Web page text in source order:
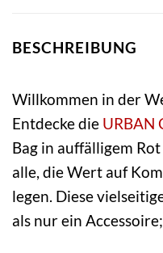
BESCHREIBUNG
Willkommen in der
Entdecke die URBAN
Bag in auffälligem
alle, die Wert auf
legen. Diese
als nur ein